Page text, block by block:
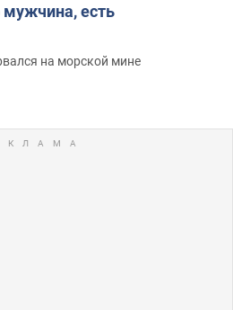
есть
на морской мине